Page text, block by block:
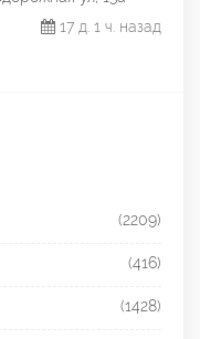
17 д. 1 ч. назад
(2209)
(416)
(1428)